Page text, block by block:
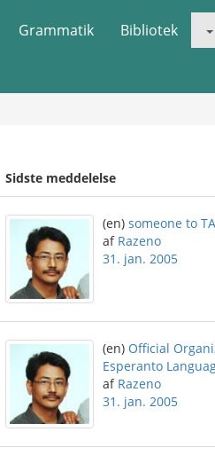
Grammatik Bibliotek
Sidste meddelelse
(en) someone to
af Razeno
31. jan. 2005
(en) Official
Esperanto
af Razeno
31. jan. 2005